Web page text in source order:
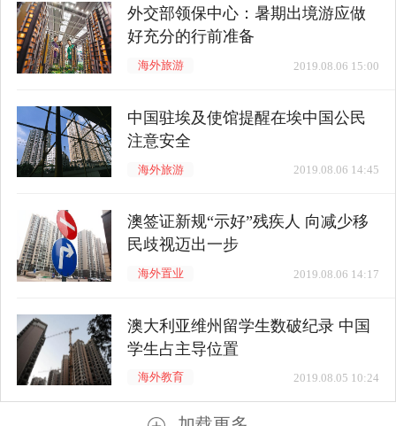
外交部领保中心：暑期出境游应做
好充分的行前准备
2019.08.06 15:00
海外旅游
中国驻埃及使馆提醒在埃中国公民
注意安全
2019.08.06 14:45
海外旅游
澳签证新规“示好”残疾人 向减少移
民歧视迈出一步
2019.08.06 14:17
海外置业
澳大利亚维州留学生数破纪录 中国
学生占主导位置
2019.08.05 10:24
海外教育